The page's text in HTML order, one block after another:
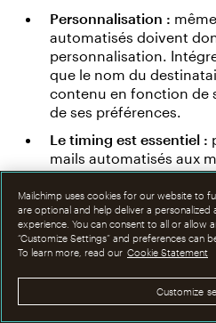
Personnalisation :
automatisés doivent
personnalisation.
que le nom du
contenu en fonction de
de ses préférences.
Le timing est essentiel :
mails automatisés aux
opportuns, en tenant
que les fuseaux horaires
d’engagement des
Suivi et ajustement :
évaluer l’efficacité de
certaines campagnes
ne donnent pas les
Mailchimp uses cookies for our website to
are optional and help deliver a personalized
experience. You can consent to all or allow
“Customize Settings” and preferences can
To learn more, read our Cookie Statement
Customize